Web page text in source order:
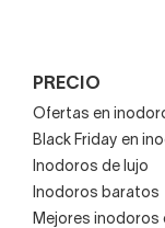
PRECIO
Ofertas en
Black Friday en
Inodoros de lujo
Inodoros baratos
Mejores inodoros